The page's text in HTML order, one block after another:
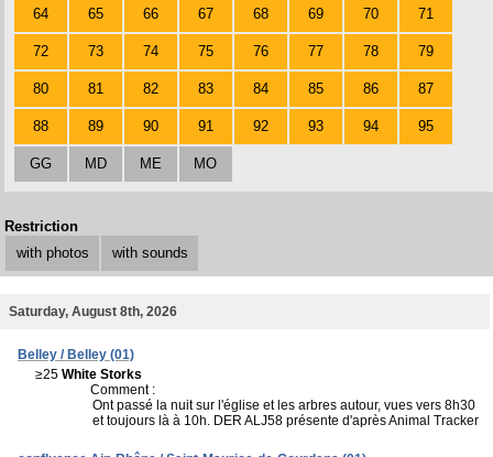
64 65 66 67 68 69 70 71
72 73 74 75 76 77 78 79
80 81 82 83 84 85 86 87
88 89 90 91 92 93 94 95
GG MD ME MO
Restriction
with photos
with sounds
Saturday, August 8th, 2026
Belley / Belley (01)
≥25 White Storks
Comment :
Ont passé la nuit sur l'église et les arbres autour, vues vers 8h30
et toujours là à 10h. DER ALJ58 présente d'après Animal Tracker